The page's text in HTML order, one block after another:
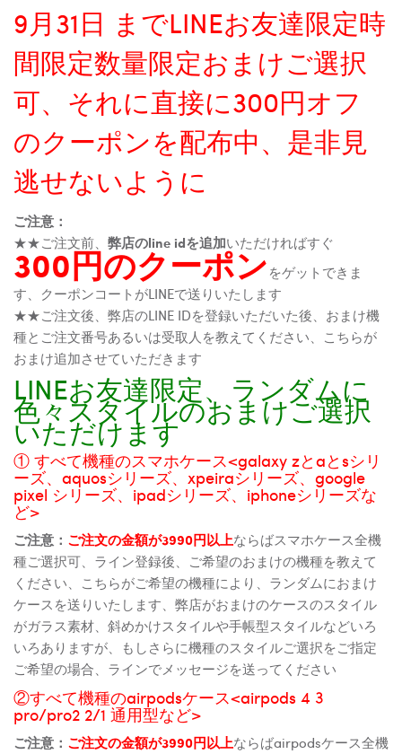
9月31日 までLINEお友達限定時
間限定数量限定おまけご選択
可、それに直接に300円オフ
のクーポンを配布中、是非見
逃せないように
ご注意：
★★ご注文前、 弊店のline idを追加いただければすぐ
300円のクーポンをゲットできま
す、クーポンコートがLINEで送りいたします
★★ご注文後、弊店のLINE IDを登録いただいた後、おまけ機
種とご注文番号あるいは受取人を教えてください、こちらが
おまけ追加させていただきます
LINEお友達限定、ランダムに
色々スタイルのおまけご選択
いただけます
① すべて機種のスマホケース<galaxy zとaとsシリ
ーズ、aquosシリーズ、xpeiraシリーズ、google
pixel シリーズ、ipadシリーズ、iphoneシリーズな
ど>
ご注意： ご注文の金額が3990円以上ならばスマホケース全機
種ご選択可、ライン登録後、ご希望のおまけの機種を教えて
ください、こちらがご希望の機種により、ランダムにおまけ
ケースを送りいたします、弊店がおまけのケースのスタイル
がガラス素材、斜めかけスタイルや手帳型スタイルなどいろ
いろありますが、もしさらに機種のスタイルご選択をご指定
ご希望の場合、ラインでメッセージを送ってください
②すべて機種のairpodsケース<airpods 4 3
pro/pro2 2/1 通用型など>
ご注意： ご注文の金額が3990円以上ならばairpodsケース全機